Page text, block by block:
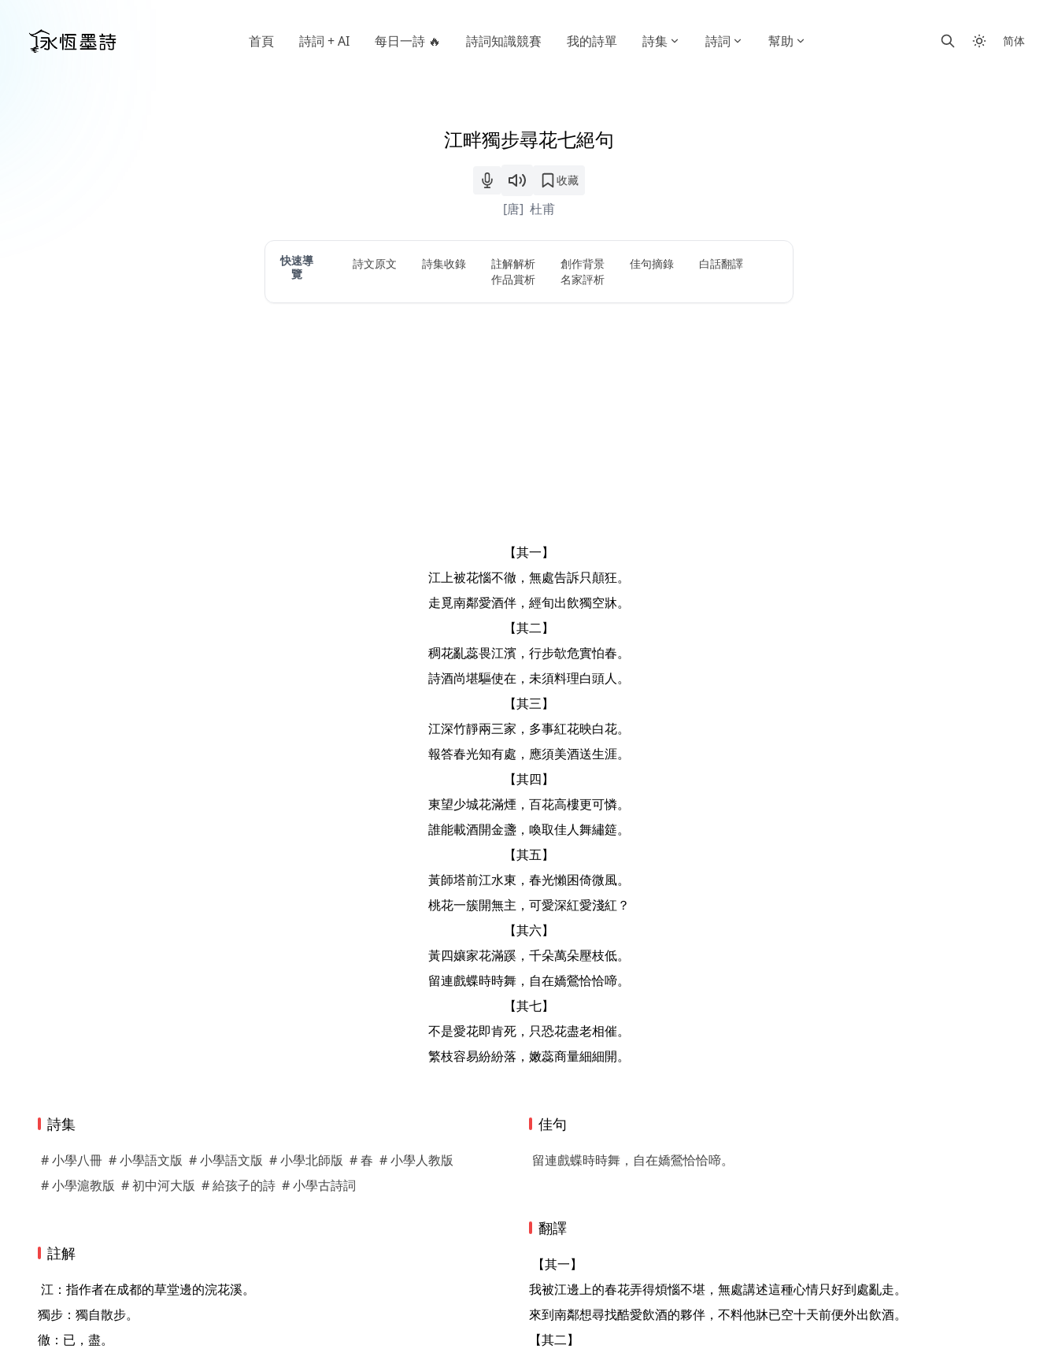
首頁 詩詞 + AI 每日一詩 🔥 詩詞知識競賽 我的詩單 詩集 詩詞 幫助 简体
江畔獨步尋花七絕句
收藏
[唐] 杜甫
快速導
覽
詩文原文 詩集收錄 註解解析 創作背景 佳句摘錄
白話翻譯
作品賞析
名家評析
【其一】
江上被花惱不徹，無處告訴只顛狂。
走覓南鄰愛酒伴，經旬出飲獨空牀。
【其二】
稠花亂蕊畏江濱，行步欹危實怕春。
詩酒尚堪驅使在，未須料理白頭人。
【其三】
江深竹靜兩三家，多事紅花映白花。
報答春光知有處，應須美酒送生涯。
【其四】
東望少城花滿煙，百花高樓更可憐。
誰能載酒開金盞，喚取佳人舞繡筵。
【其五】
黃師塔前江水東，春光懶困倚微風。
桃花一簇開無主，可愛深紅愛淺紅？
【其六】
黃四孃家花滿蹊，千朵萬朵壓枝低。
留連戲蝶時時舞，自在嬌鶯恰恰啼。
【其七】
不是愛花即肯死，只恐花盡老相催。
繁枝容易紛紛落，嫩蕊商量細細開。
詩集
# 小學八冊 # 小學語文版 # 小學語文版 # 小學北師版 # 春 # 小學人教版
# 小學滬教版 # 初中河大版 # 給孩子的詩 # 小學古詩詞
註解
獨步：獨自散步。
徹：已，盡。
佳句
留連戲蝶時時舞，自在嬌鶯恰恰啼。
翻譯
我被江邊上的春花弄得煩惱不堪，無處講述這種心情只好到處亂走。
來到南鄰想尋找酷愛飲酒的夥伴，不料他牀已空十天前便外出飲酒。
【其二】